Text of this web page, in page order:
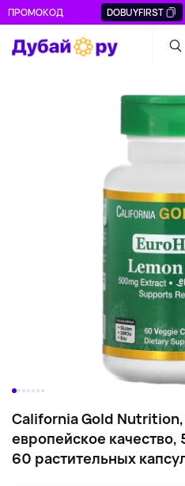
ПРОМОКОД DOBUYFIRST
California Gold
европейское качество,
60 растительных